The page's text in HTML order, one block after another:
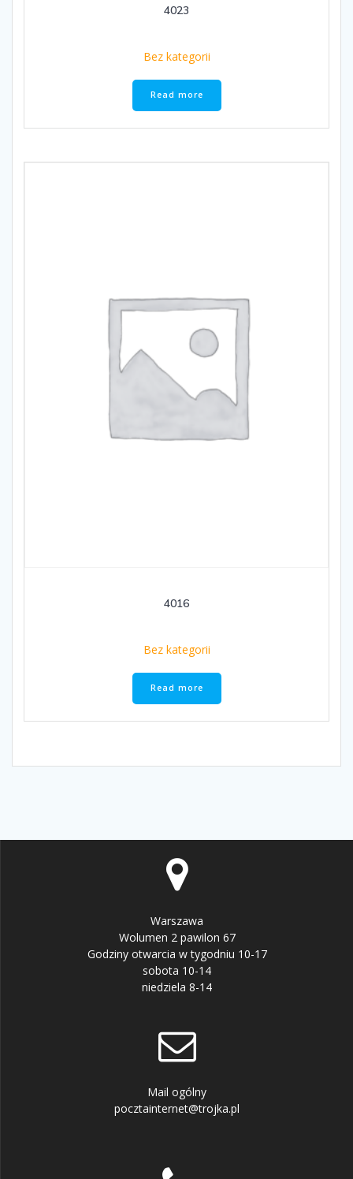
4023
Bez kategorii
Read more
4016
Bez kategorii
Read more
Warszawa
Wolumen 2 pawilon 67
Godziny otwarcia w tygodniu 10-17
sobota 10-14
niedziela 8-14
Mail ogólny
pocztainternet@trojka.pl